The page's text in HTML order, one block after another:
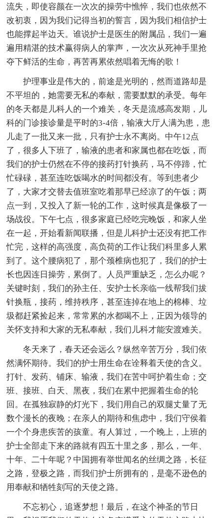
流失，即使容颜在一次次的操劳中憔悴，我们也依然不
改初衷，因为我们记得当初的誓言，因为我们相信护士
也能撑起半边天。谁说护士是医生的附属品，我们一遍
遍用精湛的技术赢得病人的掌声，一次次从死神手里抢
夺下鲜活的生命，再苦再累依然唱着无悔的歌！
护理事业是伟大的，前途是光明的，然而道路却是
不平坦的，她需要无私的奉献，需要默默的承受。每年
的冬天都是儿科人的一个难关，冬天是流感高发期，儿
科的门诊接诊量是平时的3-4倍，输液大厅人满为患，患
儿走了一批又来一批，只有护士永不离岗。中午12点
了，很多人下班了，输液的患者和家属也都在吃饭，而
我们的护士仍然在不停的接药打针换药，马不停蹄，忙
忙碌碌，甚至连吃饭喝水的时间都没有。等到患者少
了，大家才交替去值班室吃着那早已经凉了的午饭；两
点一到，又投入了新一轮的工作，这时候真是像极了一
场战役。下午七点，很多家庭已经吃完晚饭，和家人坐
在一起，开始看新闻联播，但是儿科护士还没有把工作
忙完，这样的高强度，高负荷的工作让我们科里多人累
到了。这个腰病犯了，那个颈椎病也犯了，我们的护士
长也因连日操劳，累倒了。人员严重缺乏，怎么办呢？
关键时刻，我们的孙主任、安护士长亲临一线帮我们拔
针换瓶，接药，维持秩序，甚至连掉在地上的棉棒、垃
圾都赶紧捡起来，常常累的水都喝不上，正因为领导的
关怀支持和大家的无私奉献，我们儿科才能安渡难关。
冬天来了，春天还会远么？纵然辛苦万分，我们依
然满怀期待。我们的护士用生命在诠释着天使的含义。
打针、发药、铺床、输液，我们在苦中呵护着生命；交
班、接班、白天、黑夜，我们在累中把握着生命的轮
回。在孤独寂静的灯光下，我们用自己的双腿丈量了无
数个漫长的夜晚；在亲人的期待和焦虑中，我们守侯着
一个个身患疾苦的孩童。有人算过，一个晚上，上班的
护士全部走下来的路就有四五十里之多，那么，一年、
十年、二十年呢？中国拥有举世闻名的丝绸之路，长征
之路，登极之路，而我们护士所拥有的，是毫不逊色的
用奉献和牺牲刻写的天使之路。
不忘初心，追逐梦想！最后，在这个神圣的节日